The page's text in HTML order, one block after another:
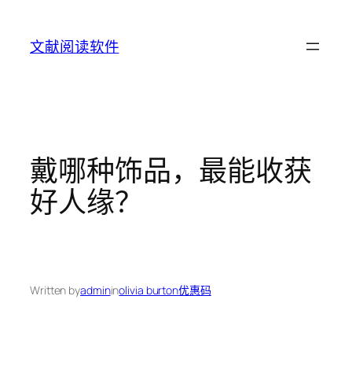
content
文献阅读软件
戴哪种饰品，最能收获
好人缘？
Written byadmininolivia burton优惠码